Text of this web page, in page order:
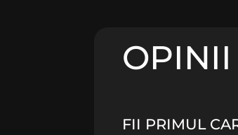
OPINII
FII PRIMUL